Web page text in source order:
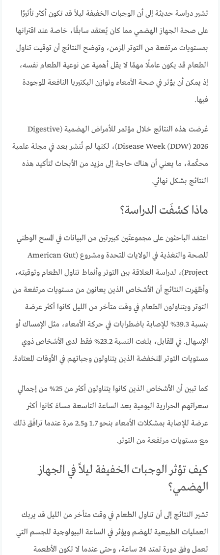
تشير دراسة حديثة إلى أن الوجبات الخفيفة ليلاً قد تكون أكثر تأثيرًا
على صحة الجهاز الهضمي مما كان يُعتقد سابقًا، خاصة عند اقترانها
بمستويات مرتفعة من التوتر المزمن، وتوضح النتائج أن توقيت تناول
الطعام قد يكون عاملًا مهمًا لا يقل أهمية عن نوعية الطعام نفسه،
إذ يمكن أن يؤثر في صحة الأمعاء وتوازن البكتيريا النافعة الموجودة
فيها.
عُرضت هذه النتائج خلال مؤتمر للأمراض الهضمية (Digestive
Disease Week (DDW) 2026)، لكنها لم تُنشر بعد في مجلة علمية
محكّمة، ما يعني أن هناك حاجة إلى مزيد من الأبحاث لتأكيد هذه
النتائج بشكل نهائي.
ماذا كشفَت الدراسة؟
اعتمَد الباحثون على مجموعتَين كبيرتين من البيانات في المسح الوطني
للصحة والتغذية في الولايات المتحدة ومشروع (American Gut
Project)، لدراسة العلاقة بين التوتر وأنماط تناول الطعام وتوقيته،
وأظهَرت النتائج أن الأشخاص الذين يعانون من مستويات مرتفعة من
التوتر ويتناولون الطعام في وقت متأخر من الليل كانوا أكثر عرضة
بنسبة 39.3% للإصابة باضطرابات في حركة الأمعاء، مثل الإمساك أو
الإسهال. في المقابل، بلغت النسبة 23.2% فقط لدى الأشخاص ذوي
مستويات التوتر المنخفضة الذين يتناولون وجباتهم في الأوقات المعتادة.
كما تبين أن الأشخاص الذين كانوا يتناولون أكثر من 25% من إجمالي
سعراتهم الحرارية اليومية بعد الساعة التاسعة مساءً كانوا أكثر
عرضة للإصابة بمشكلات الأمعاء بنحو 1.7 و2.5 مرة عندما ترافَق ذلك
مع مستويات مرتفعة من التوتر.
كيف تؤثر الوجبات الخفيفة ليلاً في الجهاز
الهضمي؟
تشير النتائج إلى أن تناول الطعام في وقت متأخر من الليل قد يربك
العمليات الطبيعية للهضم ويؤثر في الساعة البيولوجية للجسم التي
تعمل وفق دورة تمتد 24 ساعة، وحتى عندما لا تكون الأطعمة